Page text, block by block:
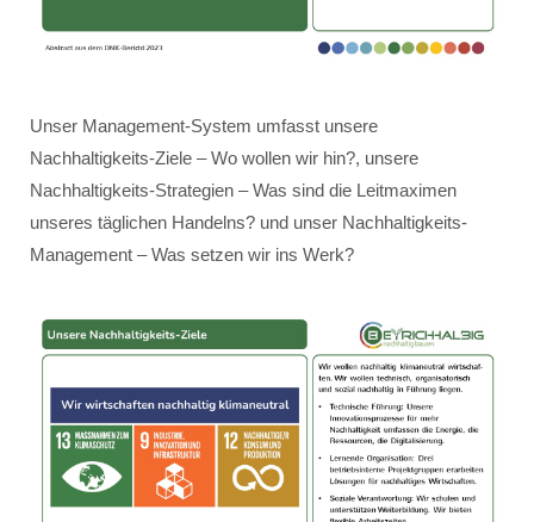
Unser Management-System umfasst unsere
Nachhaltigkeits-Ziele – Wo wollen wir hin?, unsere
Nachhaltigkeits-Strategien – Was sind die Leitmaximen
unseres täglichen Handelns? und unser Nachhaltigkeits-
Management – Was setzen wir ins Werk?